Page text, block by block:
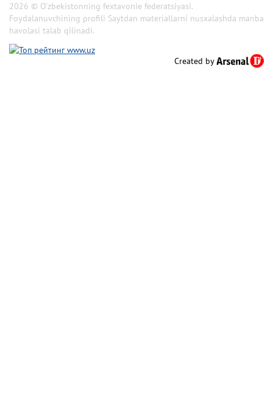
2026 © O'zbekistonning fextavonie federatsiyasi.
Foydalanuvchining profili Saytdan materiallarni nusxalashda manba
havolasi talab qilinadi.
Created by